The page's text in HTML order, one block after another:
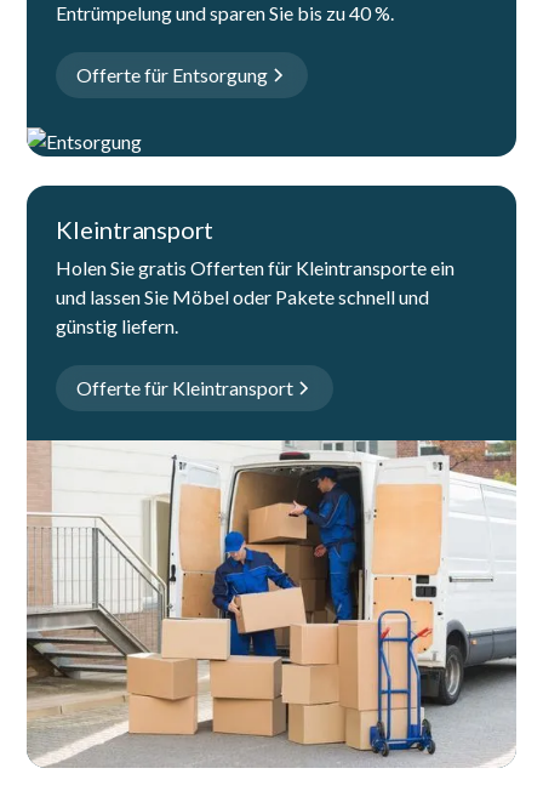
Entrümpelung und sparen Sie bis zu 40 %.
Offerte für Entsorgung
Kleintransport
Holen Sie gratis Offerten für Kleintransporte ein
und lassen Sie Möbel oder Pakete schnell und
günstig liefern.
Offerte für Kleintransport